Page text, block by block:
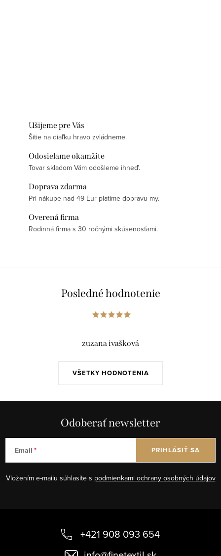
Ušijeme pre Vás
Šitie na diaľku hravo zvládneme.
Odosielame okamžite
Tovar skladom Vám odošleme ihneď.
Doprava zdarma
Pri nákupe nad 49 Eur platíme dopravu my.
Overená firma
Rodinná firma s 30 ročnými skúsenosťami.
Posledné hodnotenie
VŠETKY HODNOTENIA
zuzana ivašková
Odoberať newsletter
Email
Vložením e-mailu súhlasíte s podmienkami ochrany osobných údajov
PRIHLÁSIŤ SA
+421 908 093 654